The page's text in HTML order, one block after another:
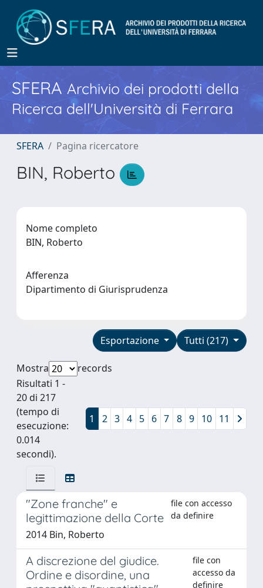
SFERA Archivio dei prodotti della
Ricerca dell'Università di Ferrara
SFERA Pagina ricercatore
BIN, Roberto
Nome completo
BIN, Roberto
Afferenza
Dipartimento di Giurisprudenza
Tutti (217)
Esportazione
Mostra
records
Risultati 1 -
20 di 217
(tempo di
esecuzione:
0.014
secondi).
1 2 3 4 5 6 7 8 9 10 11
"Zone franche" e
legittimazione della Corte
file con accesso
da definire
2014 Bin, Roberto
A discrezione del giudice.
Ordine e disordine, una
file con
accesso da
definire